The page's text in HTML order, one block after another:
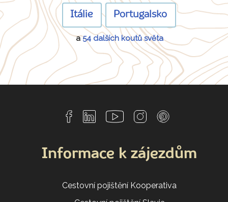
Itálie Portugalsko
a54 dalších koutů světa
Informace k zájezdům
Cestovní pojištění Kooperativa